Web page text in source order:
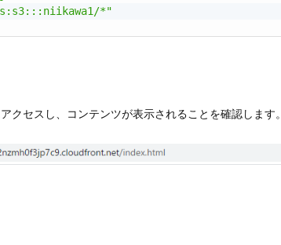
*"
クセスし、コンテンツが表示されることを確認します。